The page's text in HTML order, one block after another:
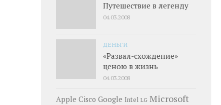
Путешествие в легенду
04.03.2008
ДЕНЬГИ
«Развал-схождение»
ценою в жизнь
04.03.2008
Apple Cisco Google Intel LG Microsoft